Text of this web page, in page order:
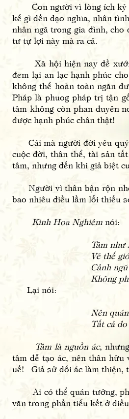
Con người vì lòng ích kỷ
kể gì đến đạo nghĩa, nhân
nhân ngã trong gia đình,
tư tự lợi này mà ra cả.
Xã hội hiện nay đề xướng
đem lại an lạc hạnh phúc
không thể hoàn toàn ngăn
Pháp là phuog pháp trị tận
tâm không còn phan duyên
được hạnh phúc chân thật!
Cái mà người đời yêu quý
cuộc đời, thân thể, tài sản
tâm, nhưng đến khi giả biệt
Người vì thân bận rộn
bao nhiêu điều lầm lỗi thiếu
Kinh Hoa Nghiêm nói:
Tâm như
Vẽ thế
Cảnh
Không
Lại nói:
Nên
Tất cả
Tâm là nguồn ác,
tâm dễ tạo ác, nên thân hữu
uế! Giả sử đổi ác làm thiện,
Ai có thể quán tưởng,
văn trong phần tiểu kết ở